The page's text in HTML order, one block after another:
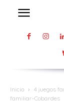
Inicio 4 juegos
familiar-Cobardes